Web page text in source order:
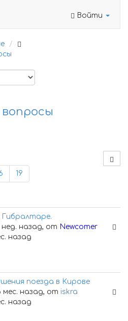
Войти
19
нед. назад, от Newcomer
назад
поезда в Кирове
мес. назад, от iskra
назад